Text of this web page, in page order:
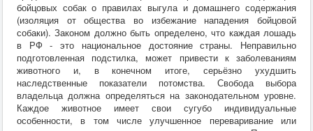
бойцовых собак о правилах выгула и домашнего содержания
(изоляция от общества во избежание нападения бойцовой
собаки). Законом должно быть определено, что каждая лошадь
в РФ - это национальное достояние страны. Неправильно
подготовленная подстилка, может привести к заболеваниям
животного и, в конечном итоге, серьёзно ухудшить
наследственные показатели потомства. Свобода выбора
владельца должна определяться на законодательном уровне.
Каждое животное имеет свои сугубо индивидуальные
особенности, в том числе улучшенное переваривание или